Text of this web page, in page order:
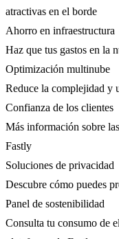
atractivas en el borde
Ahorro en infraestructura
Haz que tus gastos en la
Optimización multinube
Reduce la complejidad y
Confianza de los clientes
Más información sobre
Fastly
Soluciones de privacidad
Descubre cómo puedes
Panel de sostenibilidad
Consulta tu consumo de